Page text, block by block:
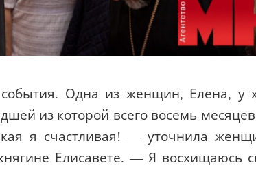
Одна из женщин, Елена, у
из которой всего восемь
я счастливая! — уточнила
Елисавете. — Я восхищаюсь